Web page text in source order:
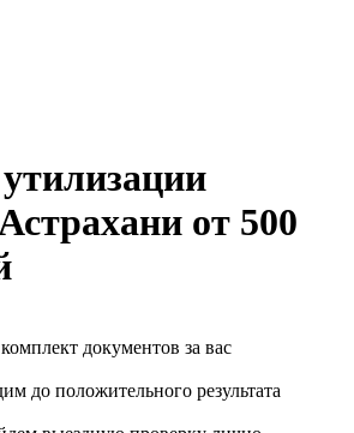
от 500
документов за вас
до положительного результата